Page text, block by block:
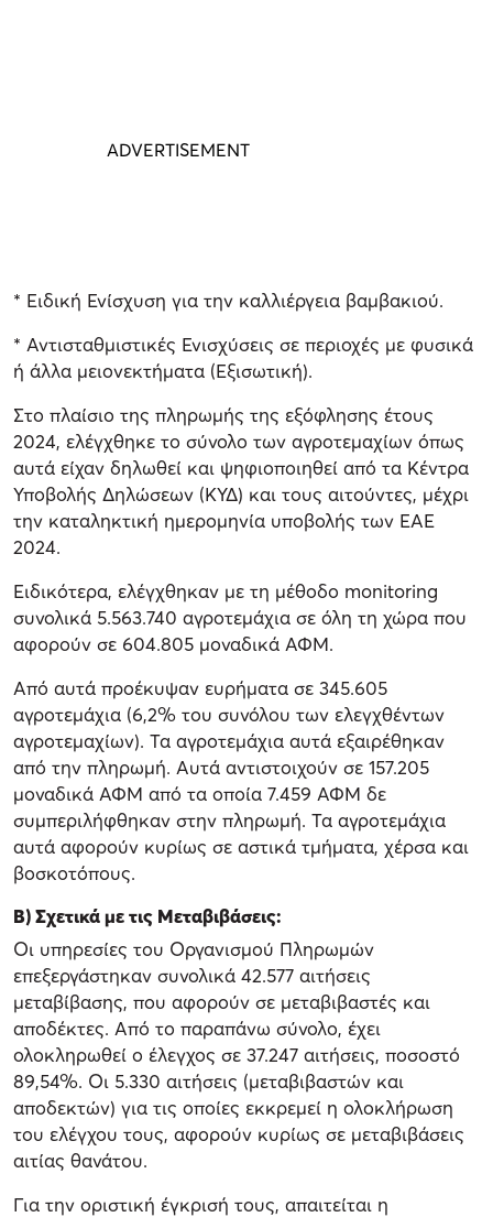
* Ειδική Ενίσχυση για την καλλιέργεια βαμβακιού.
* Αντισταθμιστικές Ενισχύσεις σε περιοχές με φυσικά
ή άλλα μειονεκτήματα (Εξισωτική).
Στο πλαίσιο της πληρωμής της εξόφλησης έτους
2024, ελέγχθηκε το σύνολο των αγροτεμαχίων όπως
αυτά είχαν δηλωθεί και ψηφιοποιηθεί από τα Κέντρα
Υποβολής Δηλώσεων (ΚΥΔ) και τους αιτούντες, μέχρι
την καταληκτική ημερομηνία υποβολής των ΕΑΕ
2024.
Ειδικότερα, ελέγχθηκαν με τη μέθοδο monitoring
συνολικά 5.563.740 αγροτεμάχια σε όλη τη χώρα που
αφορούν σε 604.805 μοναδικά ΑΦΜ.
Από αυτά προέκυψαν ευρήματα σε 345.605
αγροτεμάχια (6,2% του συνόλου των ελεγχθέντων
αγροτεμαχίων). Τα αγροτεμάχια αυτά εξαιρέθηκαν
από την πληρωμή. Αυτά αντιστοιχούν σε 157.205
μοναδικά ΑΦΜ από τα οποία 7.459 ΑΦΜ δε
συμπεριλήφθηκαν στην πληρωμή. Τα αγροτεμάχια
αυτά αφορούν κυρίως σε αστικά τμήματα, χέρσα και
βοσκοτόπους.
B) Σχετικά με τις Μεταβιβάσεις:
Οι υπηρεσίες του Οργανισμού Πληρωμών
επεξεργάστηκαν συνολικά 42.577 αιτήσεις
μεταβίβασης, που αφορούν σε μεταβιβαστές και
αποδέκτες. Από το παραπάνω σύνολο, έχει
ολοκληρωθεί ο έλεγχος σε 37.247 αιτήσεις, ποσοστό
89,54%. Οι 5.330 αιτήσεις (μεταβιβαστών και
αποδεκτών) για τις οποίες εκκρεμεί η ολοκλήρωση
του ελέγχου τους, αφορούν κυρίως σε μεταβιβάσεις
αιτίας θανάτου.
Για την οριστική έγκρισή τους, απαιτείται η